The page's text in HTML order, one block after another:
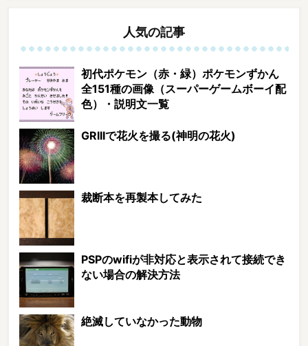
人気の記事
初代ポケモン（赤・緑）ポケモンずかん
全151種の画像（スーパーゲームボーイ配
色）・説明文一覧
GRIIIで花火を撮る(神明の花火)
裁断本を再製本してみた
PSPのwifiが非対応と表示されて接続でき
ない場合の解決方法
絶滅していなかった動物